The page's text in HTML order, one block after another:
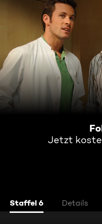
Jetzt
Staffel 6 Details